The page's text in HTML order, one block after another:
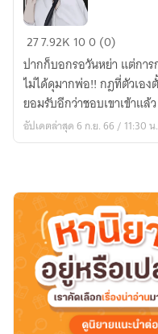
คุณ
รา
สห
วง
ของ
277.92K 100 (0)
ปากก็บอกรอวันหย่า แต่การ
ไม่ได้ดุมากพ่อ!! กฎที่ตัวเอง
ยอมรับอีกว่าชอบเขาเข้าแล้ว
อัปเดตล่าสุด 6 ก.ย. 66 / 11:30 น.